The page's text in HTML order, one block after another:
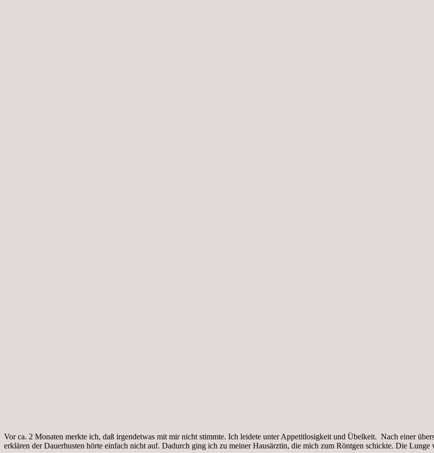
Vor ca. 2 Monaten merkte ich, daß irgendetwas mit mir nicht stimmte. Ich leidete unter Appetitlosigkeit und Übelkeit. Nach einer
erklären der Dauerhusten hörte einfach nicht auf. Dadurch ging ich zu meiner Hausärztin, die mich zum Röntgen schickte. Die